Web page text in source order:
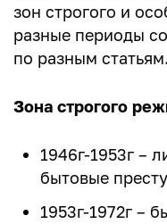
зон строгого и
разные периоды
по разным статьям.
Зона строгого
1946г-1953г –
бытовые
1953г-1972г –